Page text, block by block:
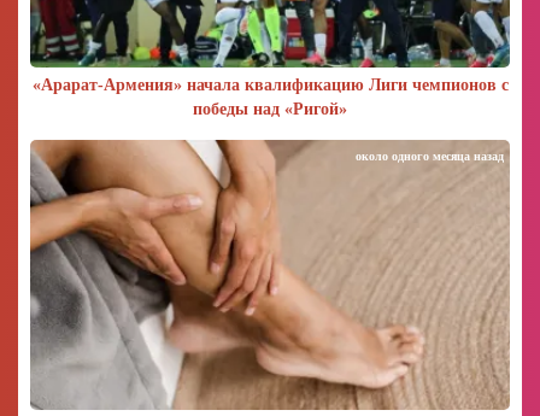
«Арарат‑Армения» начала квалификацию Лиги чемпионов с
победы над «Ригой»
около одного месяца назад